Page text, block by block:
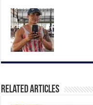
Related Articles